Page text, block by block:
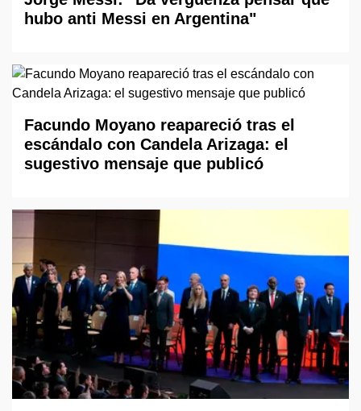
hubo anti Messi en Argentina"
Facundo Moyano reapareció tras el
escándalo con Candela Arizaga: el
sugestivo mensaje que publicó